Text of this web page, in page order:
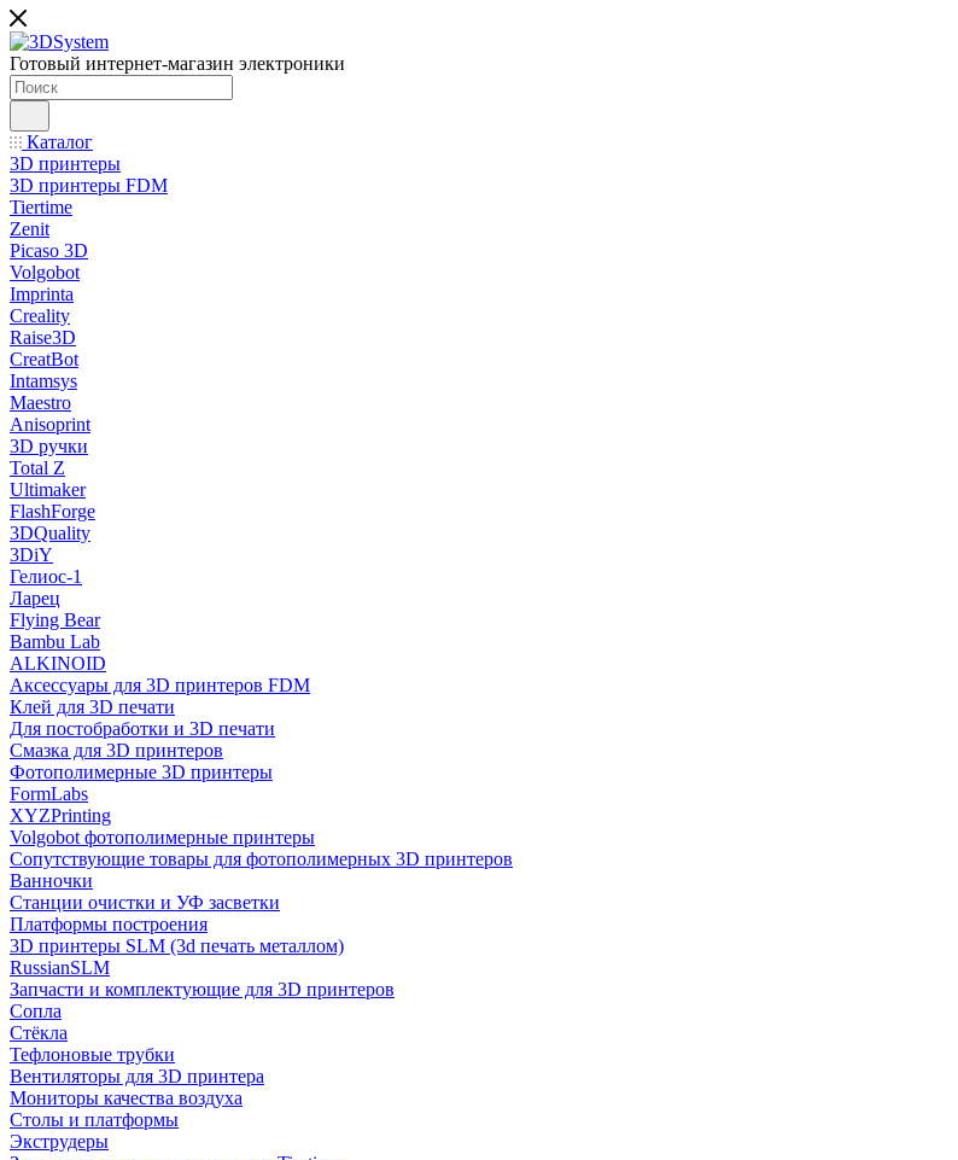
Готовый интернет-магазин электроники
Каталог
3D принтеры
3D принтеры FDM
Tiertime
Zenit
Picaso 3D
Volgobot
Imprinta
Creality
Raise3D
CreatBot
Intamsys
Maestro
Anisoprint
3D ручки
Total Z
Ultimaker
FlashForge
3DQuality
3DiY
Гелиос-1
Ларец
Flying Bear
Bambu Lab
ALKINOID
Аксессуары для 3D принтеров FDM
Клей для 3D печати
Для постобработки и 3D печати
Смазка для 3D принтеров
Фотополимерные 3D принтеры
FormLabs
XYZPrinting
Volgobot фотополимерные принтеры
Сопутствующие товары для фотополимерных 3D принтеров
Ванночки
Станции очистки и УФ засветки
Платформы построения
3D принтеры SLM (3d печать металлом)
RussianSLM
Запчасти и комплектующие для 3D принтеров
Сопла
Cтёкла
Тефлоновые трубки
Вентиляторы для 3D принтера
Мониторы качества воздуха
Столы и платформы
Экструдеры